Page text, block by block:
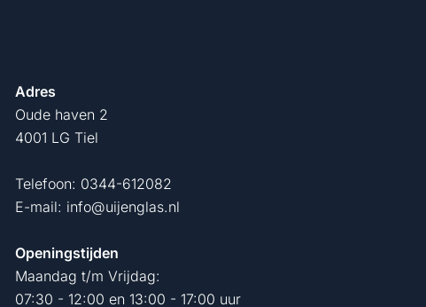
Adres
Oude haven 2
4001 LG Tiel
Telefoon: 0344-612082
E-mail: info@uijenglas.nl
Openingstijden
Maandag t/m Vrijdag:
07:30 - 12:00 en 13:00 - 17:00 uur